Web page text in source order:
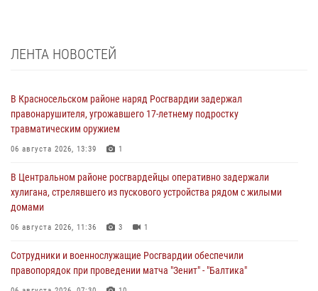
ЛЕНТА НОВОСТЕЙ
В Красносельском районе наряд Росгвардии задержал
правонарушителя, угрожавшего 17-летнему подростку
травматическим оружием
06 августа 2026, 13:39 1
В Центральном районе росгвардейцы оперативно задержали
хулигана, стрелявшего из пускового устройства рядом с жилыми
домами
06 августа 2026, 11:36 3 1
Сотрудники и военнослужащие Росгвардии обеспечили
правопорядок при проведении матча "Зенит" - "Балтика"